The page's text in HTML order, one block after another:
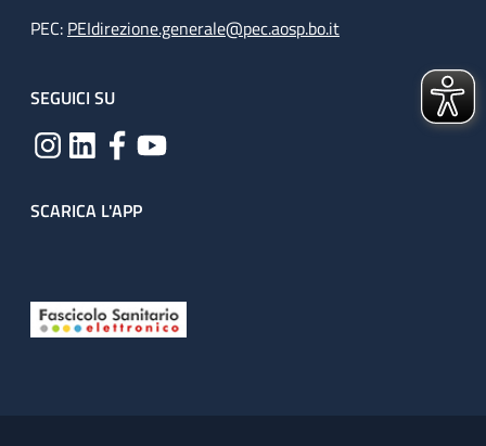
PEC: PEIdirezione.generale@pec.aosp.bo.it
SEGUICI SU
SCARICA L'APP